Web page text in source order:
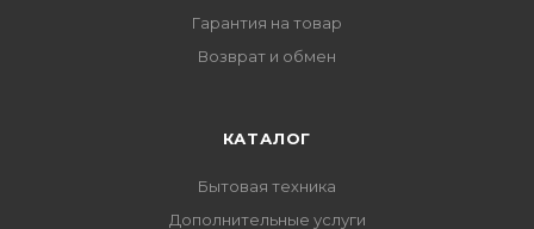
Гарантия на товар
Возврат и обмен
КАТАЛОГ
Бытовая техника
Дополнительные услуги